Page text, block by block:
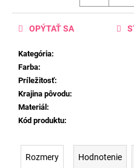
Kategória:
Farba:
Príležitosť:
Krajina pôvodu:
Materiál :
Kód produktu:
OPÝTAŤ SA
Rozmery Hodnotenie